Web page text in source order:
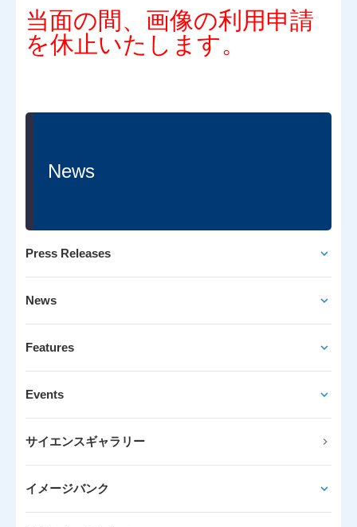
当面の間、画像の利用申請
を休止いたします。
News
Press Releases
News
Features
Events
サイエンスギャラリー
イメージバンク